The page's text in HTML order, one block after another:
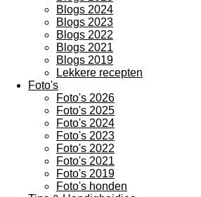
Blogs 2024
Blogs 2023
Blogs 2022
Blogs 2021
Blogs 2019
Lekkere recepten
Foto's
Foto's 2026
Foto's 2025
Foto's 2024
Foto's 2023
Foto's 2022
Foto's 2021
Foto's 2019
Foto's honden